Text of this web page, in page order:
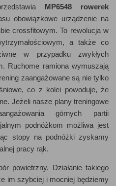
MP6548 rowerek
obowiązkowe urządzenie na
crossfitowym. To rewolucja w
a także co
w przypadku zwykłych
Ruchome ramiona wymuszają
zaangażowane są nie tylko
co z kolei powoduje, że
Jeżeli nasze plany treningowe
górnych partii
podnóżkom możliwa jest
stopy na podnóżki zyskamy
pracy rąk.
powietrzny. Działanie takiego
im szybciej i mocniej będziemy